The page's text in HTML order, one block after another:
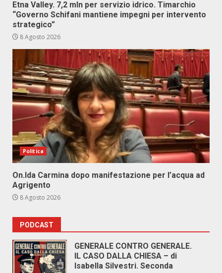
Etna Valley. 7,2 mln per servizio idrico. Timarchio
“Governo Schifani mantiene impegni per intervento
strategico”
8 Agosto 2026
Politica
On.Ida Carmina dopo manifestazione per l’acqua ad
Agrigento
8 Agosto 2026
PODCAST
GENERALE CONTRO GENERALE.
IL CASO DALLA CHIESA – di
Isabella Silvestri. Seconda